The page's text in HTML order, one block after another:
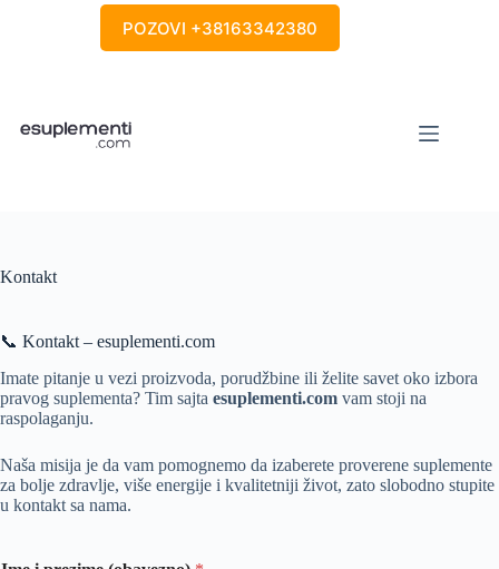
POZOVI +38163342380
Kontakt
📞 Kontakt – esuplementi.com
Imate pitanje u vezi proizvoda, porudžbine ili želite savet oko izbora
pravog suplementa? Tim sajta esuplementi.com vam stoji na
raspolaganju.
Naša misija je da vam pomognemo da izaberete proverene suplemente
za bolje zdravlje, više energije i kvalitetniji život, zato slobodno stupite
u kontakt sa nama.